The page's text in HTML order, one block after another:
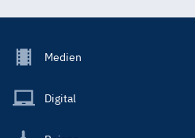
Footer
Main
Medien
Digital